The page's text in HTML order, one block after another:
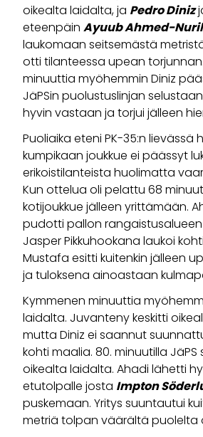
oikealta laidalta, ja Pedro Diniz
eteenpäin Ayuub Ahmed-
laukomaan seitsemästä
otti tilanteessa upean
minuuttia myöhemmin Diniz
JäPSin puolustuslinjan
hyvin vastaan ja torjui jälleen
Puoliaika eteni PK-35:n lievässä
kumpikaan joukkue ei päässyt
erikoistilanteista huolimatta
Kun ottelua oli pelattu 68
kotijoukkue jälleen yrittämään.
pudotti pallon rangaistusalueen
Jasper Pikkuhookana laukoi
Mustafa esitti kuitenkin jälleen
ja tuloksena ainoastaan
Kymmenen minuuttia
laidalta. Juvanteny keskitti
mutta Diniz ei saannut
kohti maalia. 80. minuutilla
oikealta laidalta. Ahadi lähetti
etutolpalle josta Impton
puskemaan. Yritys suuntautui
metriä tolpan väärältä puolelta